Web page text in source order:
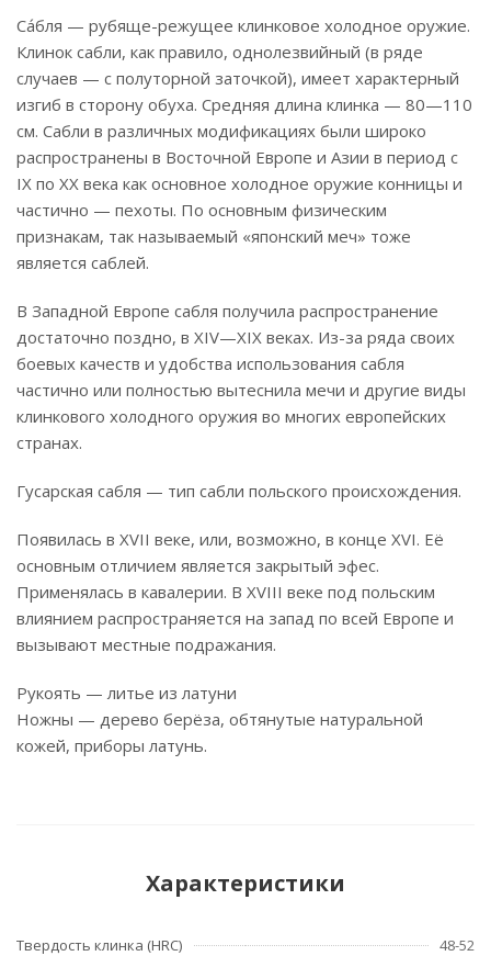
Са́бля — рубяще-режущее клинковое холодное оружие.
Клинок сабли, как правило, однолезвийный (в ряде
случаев — с полуторной заточкой), имеет характерный
изгиб в сторону обуха. Средняя длина клинка — 80—110
см. Сабли в различных модификациях были широко
распространены в Восточной Европе и Азии в период с
IX по XX века как основное холодное оружие конницы и
частично — пехоты. По основным физическим
признакам, так называемый «японский меч» тоже
является саблей.
В Западной Европе сабля получила распространение
достаточно поздно, в XIV—XIX веках. Из-за ряда своих
боевых качеств и удобства использования сабля
частично или полностью вытеснила мечи и другие виды
клинкового холодного оружия во многих европейских
странах.
Гусарская сабля — тип сабли польского происхождения.
Появилась в XVII веке, или, возможно, в конце XVI. Её
основным отличием является закрытый эфес.
Применялась в кавалерии. В XVIII веке под польским
влиянием распространяется на запад по всей Европе и
вызывают местные подражания.
Рукоять — литье из латуни
Ножны — дерево берёза, обтянутые натуральной
кожей, приборы латунь.
Характеристики
Твердость клинка (HRC)
48-52